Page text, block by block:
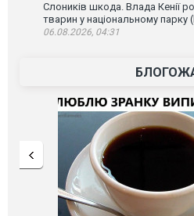
Слоників шкода. Влада Кенії
тварин у національному парку
06.08.2026, 04:31